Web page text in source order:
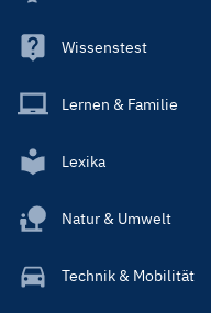
Wissenstest
Lernen & Familie
Lexika
Natur & Umwelt
Technik & Mobilität